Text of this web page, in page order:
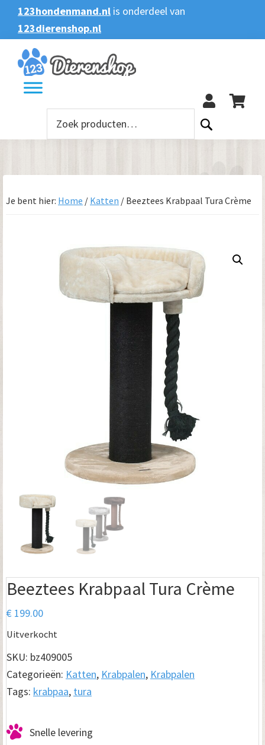
Spring
naar
de
hoofdnavigatie
Door
naar
de
hoofd
inhoud
Spring
naar
de
voettekst
123hondenmand.nl is onderdeel van
123dierenshop.nl
Zoeken
Zoeken
naar:
Je bent hier: Home / Katten / Beeztees Krabpaal Tura Crème
Beeztees Krabpaal Tura Crème
€ 199.00
Uitverkocht
SKU: bz409005
Categorieën: Katten, Krabpalen, Krabpalen
Tags: krabpaa, tura
Snelle levering